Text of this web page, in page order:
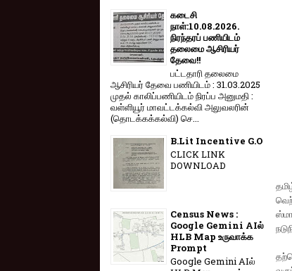
கடைசி
நாள்:10.08.2026.
நிரந்தரப் பணியிடம்
தலைமை ஆசிரியர்
தேவை!!
பட்டதாரி தலைமை
ஆசிரியர் தேவை பணியிடம் : 31.03.2025
முதல் காலிப்பணியிடம் நிரப்ப அனுமதி :
வள்ளியூர் மாவட்டக்கல்வி அலுவலரின்
(தொடக்கக்கல்வி) செ...
B.Lit Incentive G.O
CLICK LINK
DOWNLOAD
Census News :
Google Gemini AIல்
HLB Map உருவாக்க
Prompt
Google Gemini AIல்